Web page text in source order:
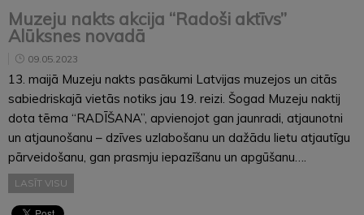
Muzeju nakts akcija “Radoši aktīvs”
Alūksnes novadā
09.05.2023
13. maijā Muzeju nakts pasākumi Latvijas muzejos un citās
sabiedriskajā vietās notiks jau 19. reizi. Šogad Muzeju naktij
dota tēma “RADĪŠANA”, apvienojot gan jaunradi, atjaunotni
un atjaunošanu – dzīves uzlabošanu un dažādu lietu atjautīgu
pārveidošanu, gan prasmju iepazīšanu un apgūšanu….
LASĪT VISU